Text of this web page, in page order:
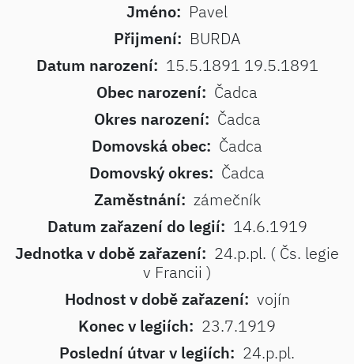
Jméno: Pavel
Přijmení: BURDA
Datum narození: 15.5.1891 19.5.1891
Obec narození: Čadca
Okres narození: Čadca
Domovská obec: Čadca
Domovský okres: Čadca
Zaměstnání: zámečník
Datum zařazení do legií: 14.6.1919
Jednotka v době zařazení: 24.p.pl. ( Čs. legie
v Francii )
Hodnost v době zařazení: vojín
Konec v legiích: 23.7.1919
Poslední útvar v legiích: 24.p.pl.